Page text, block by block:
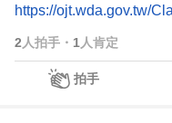
https://ojt.wda.gov.tw/
2 人拍手 ・ 1 人肯定
拍手